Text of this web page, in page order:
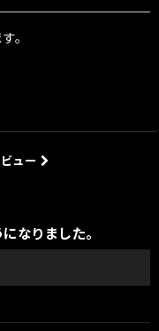
。
ュー
なりました。